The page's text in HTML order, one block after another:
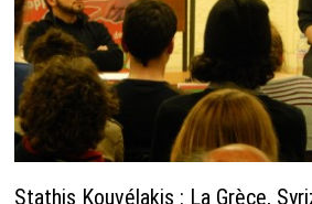
Stathis Kouvélakis : La Grèce,